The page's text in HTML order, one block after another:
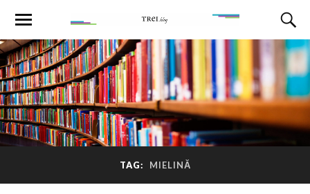
TAG: MIELINĂ